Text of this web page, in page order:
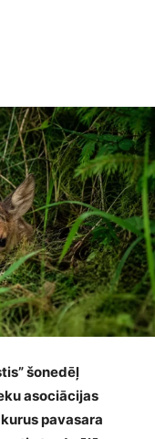
šonedēļ
asociācijas
pavasara